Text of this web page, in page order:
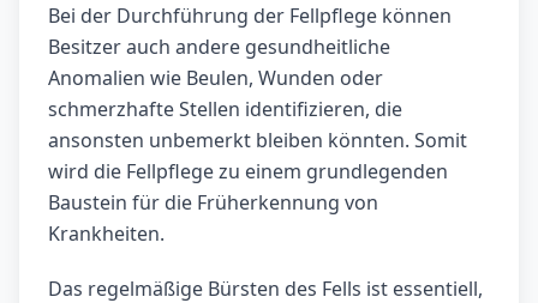
Bei der Durchführung der Fellpflege können
Besitzer auch andere gesundheitliche
Anomalien wie Beulen, Wunden oder
schmerzhafte Stellen identifizieren, die
ansonsten unbemerkt bleiben könnten. Somit
wird die Fellpflege zu einem grundlegenden
Baustein für die Früherkennung von
Krankheiten.
Das regelmäßige Bürsten des Fells ist essentiell,